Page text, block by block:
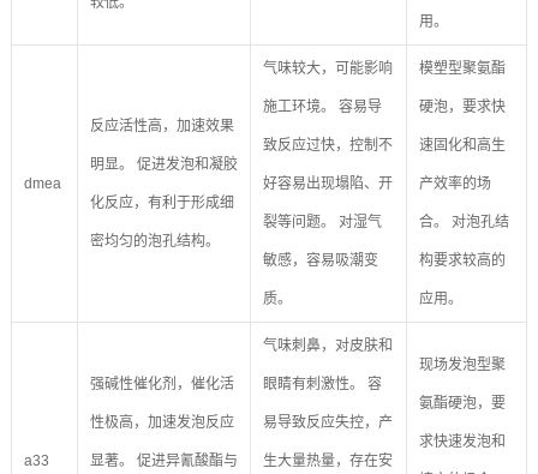
用。
dmea
反应活性高，加速效果
明显。 促进发泡和凝胶
化反应，有利于形成细
密均匀的泡孔结构。
气味较大，可能影响
施工环境。 容易导
致反应过快，控制不
好容易出现塌陷、开
裂等问题。 对湿气
敏感，容易吸潮变
质。
模塑型聚氨酯
硬泡，要求快
速固化和高生
产效率的场
合。 对泡孔结
构要求较高的
应用。
a33
强碱性催化剂，催化活
性极高，加速发泡反应
显著。 促进异氰酸酯与
气味刺鼻，对皮肤和
眼睛有刺激性。 容
易导致反应失控，产
生大量热量，存在安
现场发泡型聚
氨酯硬泡，要
求快速发泡和